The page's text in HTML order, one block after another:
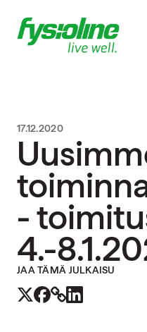
17.12.2020
-
4.-
JAA TÄMÄ JULKAISU